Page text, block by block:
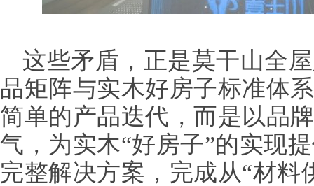
这些矛盾，正是莫干山全
品矩阵与实木好房子标准体
简单的产品迭代，而是以品
气，为实木“好房子”的实现
完整解决方案，完成从“材料